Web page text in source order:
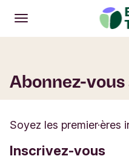
Ouvrir
Menu principal
Abonnez-
Soyez les premier·ères
Inscrivez-vous